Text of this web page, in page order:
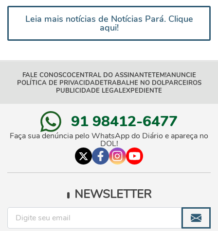
Leia mais notícias de Notícias Pará. Clique
aqui!
FALE CONOSCOCENTRAL DO ASSINANTETEM!ANUNCIE
POLÍTICA DE PRIVACIDADETRABALHE NO DOLPARCEIROS
PUBLICIDADE LEGALEXPEDIENTE
91 98412-6477
Faça sua denúncia pelo WhatsApp do Diário e apareça no
DOL!
NEWSLETTER